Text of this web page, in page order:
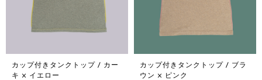
カップ付きタンクトップ / カー
キ × イエロー
カップ付きタンクトップ / ブラ
ウン × ピンク